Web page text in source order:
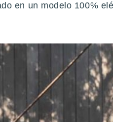
en un modelo 100%